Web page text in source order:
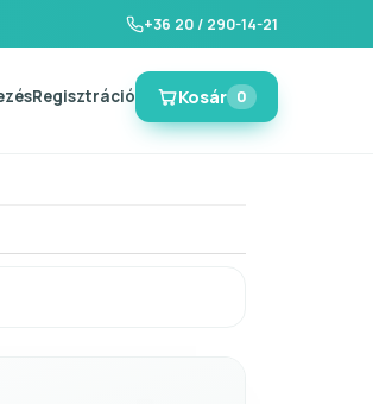
+36 20 / 290-14-21
Regisztráció Kosár 0